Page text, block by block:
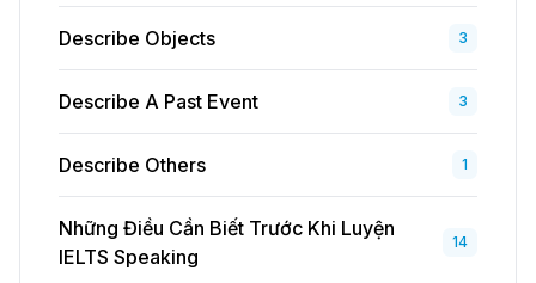
Describe Objects 3
Describe A Past Event 3
Describe Others 1
Những Điều Cần Biết Trước Khi Luyện
IELTS Speaking
14